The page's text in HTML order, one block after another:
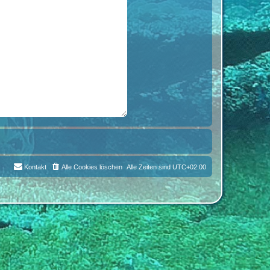
Alle Zeiten sind UTC+02:00
Alle Cookies löschen
Kontakt